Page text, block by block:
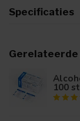
Specificaties
100